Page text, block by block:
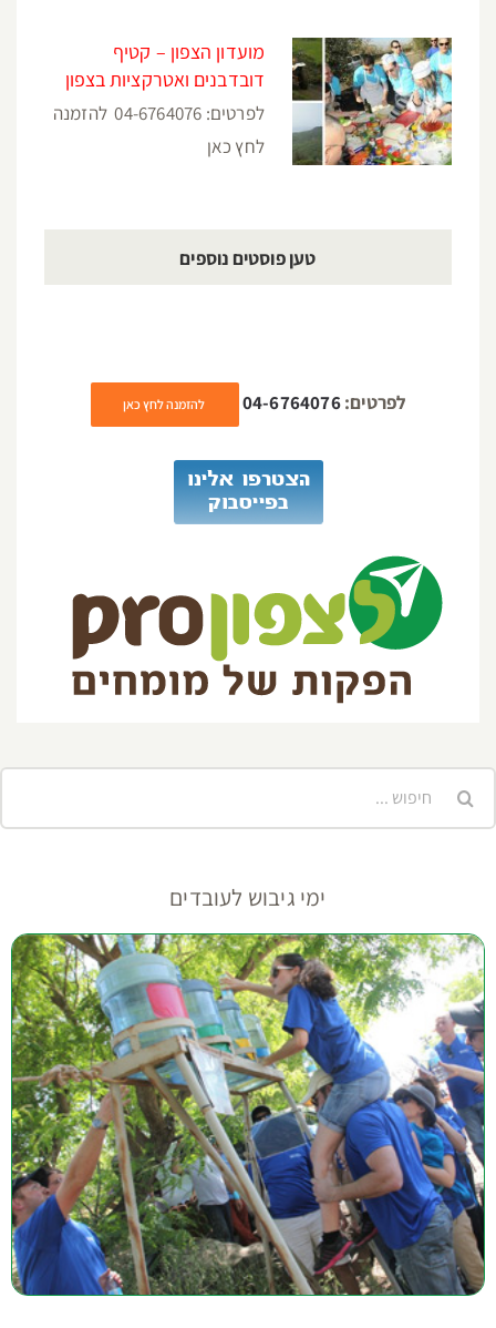
מועדון הצפון – קטיף
דובדבנים ואטרקציות בצפון
לפרטים: 04-6764076 להזמנה
לחץ כאן
טען פוסטים נוספים
לפרטים:04-6764076 להזמנה לחץ כאן
ימי גיבוש לעובדים